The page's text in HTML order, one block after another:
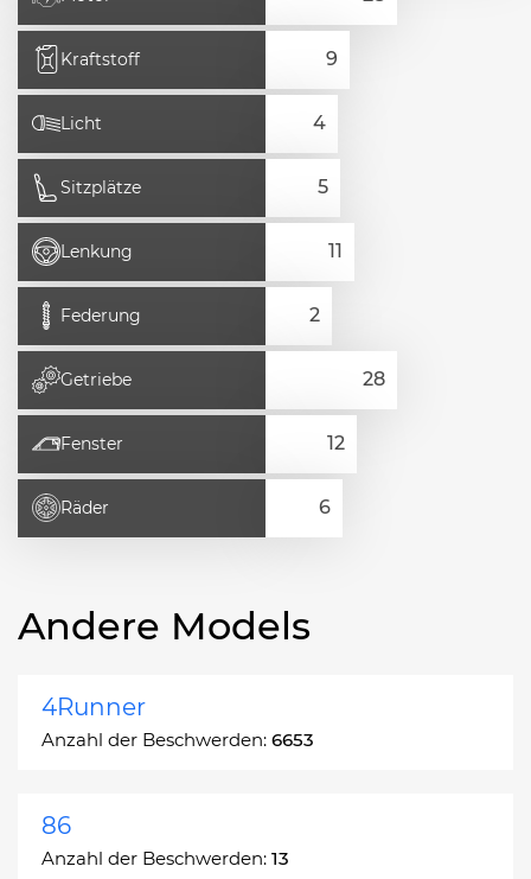
Kraftstoff
Licht
Sitzplätze
Lenkung
Federung
Getriebe
Fenster
Räder
Andere Models
4Runner
Anzahl der Beschwerden: 6653
86
Anzahl der Beschwerden: 13